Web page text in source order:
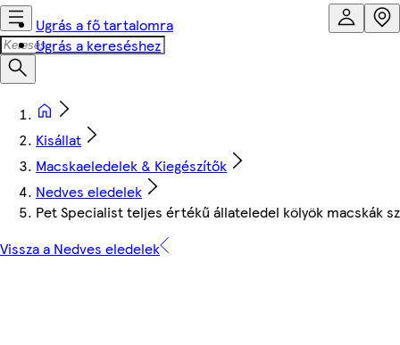
Ugrás a fő tartalomra
Ugrás a kereséshez
Kisállat
Macskaeledelek & Kiegészítők
Nedves eledelek
Pet Specialist teljes értékű állateledel kölyök macskák
Vissza a Nedves eledelek